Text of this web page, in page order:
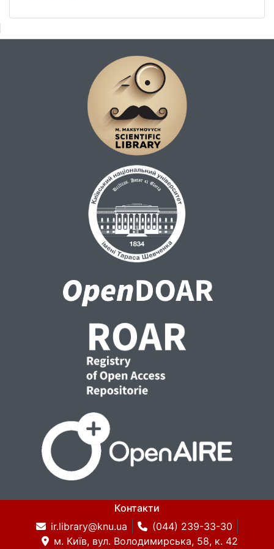
Контакти
ir.library@knu.ua
(044) 239-33-30
м. Київ, вул. Володимирська, 58, к. 42